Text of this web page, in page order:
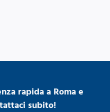
rapida a Roma e
subito!